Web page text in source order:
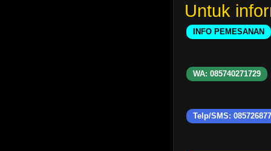
Untuk
INFO PEMESANAN
WA: 085740271729
Telp/SMS: